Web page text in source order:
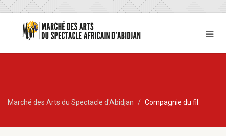
Marché des Arts du Spectacle d'Abidjan Compagnie du fil